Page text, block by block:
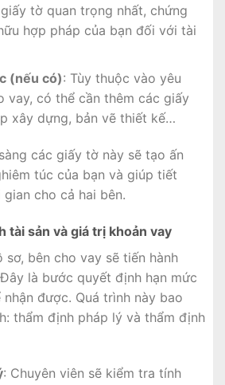
tờ quan trọng nhất, chứng
hợp pháp của bạn đối với tài
(nếu có): Tùy thuộc vào yêu
vay, có thể cần thêm các giấy
xây dựng, bản vẽ thiết kế…
các giấy tờ này sẽ tạo ấn
túc của bạn và giúp tiết
cho cả hai bên.
tài sản và giá trị khoản vay
sơ, bên cho vay sẽ tiến hành
là bước quyết định hạn mức
được. Quá trình này bao
thẩm định pháp lý và thẩm định
: Chuyên viên sẽ kiểm tra tính